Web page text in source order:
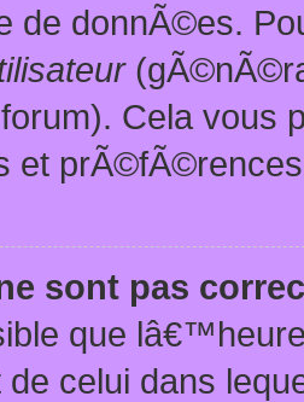
de donnÃ©es.
Cela vous
et
sont pas
que
celui dans